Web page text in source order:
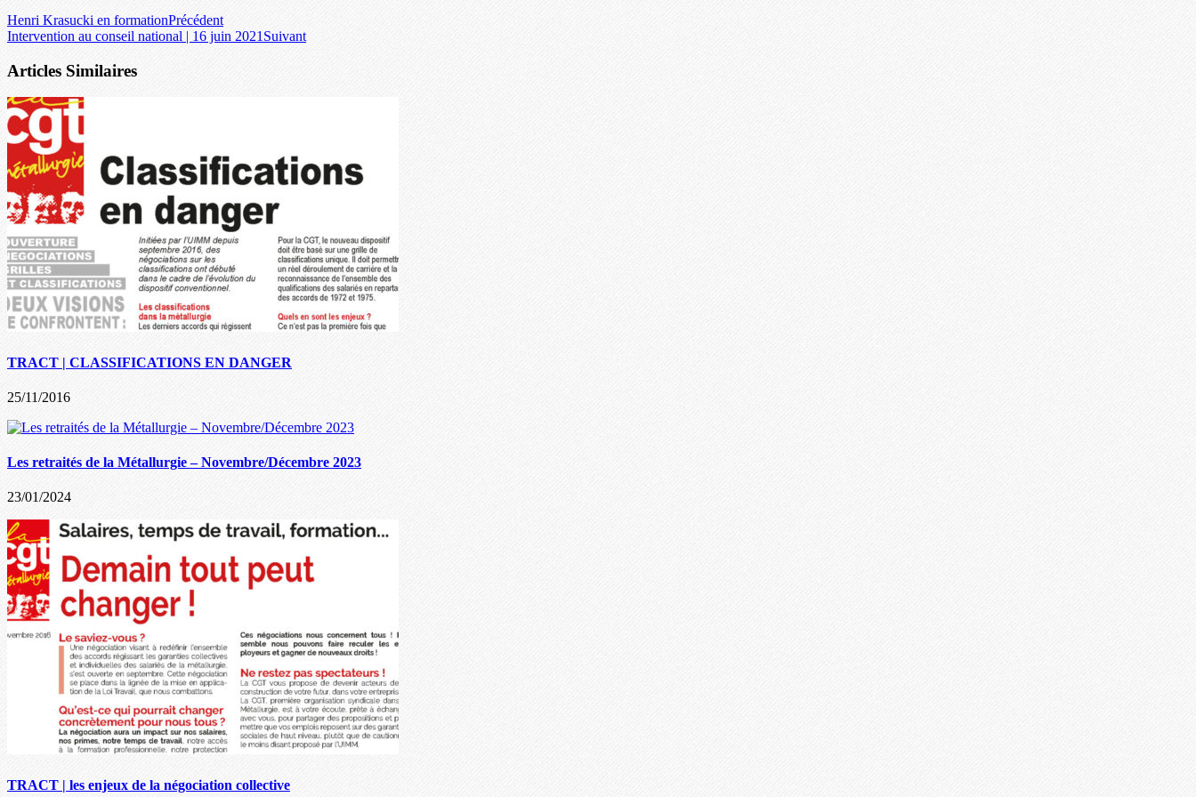
Henri Krasucki en formationPrécédent
Intervention au conseil national | 16 juin 2021 Suivant
Articles Similaires
TRACT | CLASSIFICATIONS EN DANGER
25/11/2016
Les retraités de la Métallurgie – Novembre/Décembre 2023
23/01/2024
TRACT | les enjeux de la négociation collective